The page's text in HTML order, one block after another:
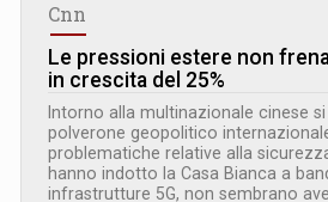
Cnn
Le pressioni estere non
in crescita del 25%
Intorno alla multinazionale cinese
polverone geopolitico
problematiche relative alla
hanno indotto la Casa Bianca a
infrastrutture 5G, non sembrano